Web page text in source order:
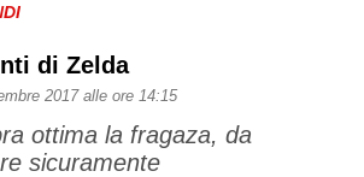
di Zelda
2017 alle ore 14:15
ottima la fragaza, da
sicuramente